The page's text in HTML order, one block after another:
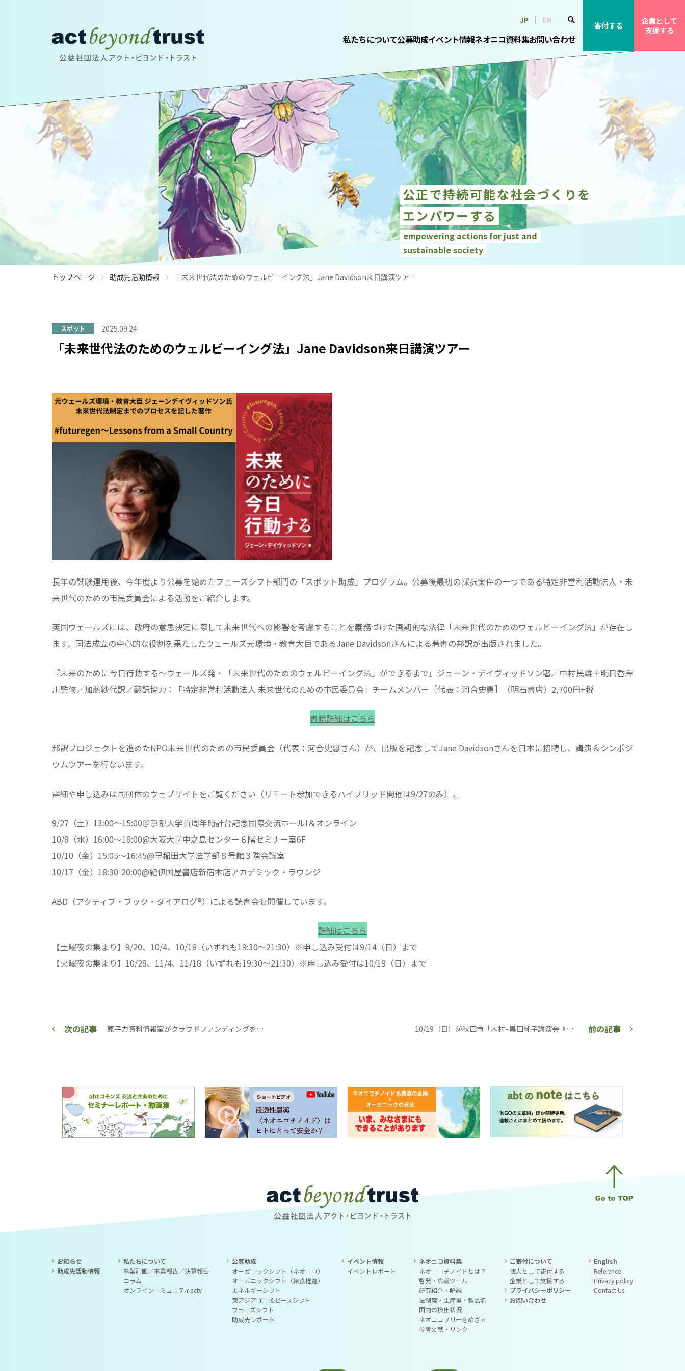
公益社団法人アクト・ビヨンド・トラスト
私たちについて公募助成イベント情報ネオニコ資料集お問い合わせ
JP EN
寄付する
企業として
支援する
公正で持続可能な社会づくりを
エンパワーする
empowering actions for just and
sustainable society
トップページ › 助成先活動情報 › 「未来世代法のためのウェルビーイング法」Jane Davidson来日講演ツアー
スポット 2025.09.24
「未来世代法のためのウェルビーイング法」Jane Davidson来日講演ツアー
長年の試験運用後、今年度より公募を始めたフェーズシフト部門の「スポット助成」プログラム。公募後最初の採択案件の一つである特定非営利活動法人・未
来世代のための市民委員会による活動をご紹介します。
英国ウェールズには、政府の意思決定に際して未来世代への影響を考慮することを義務づけた画期的な法律「未来世代のためのウェルビーイング法」が存在し
ます。同法成立の中心的な役割を果たしたウェールズ元環境・教育大臣であるJane Davidsonさんによる著書の邦訳が出版されました。
『未来のために今日行動する〜ウェールズ発・「未来世代のためのウェルビーイング法」ができるまで』ジェーン・デイヴィッドソン著／中村民雄＋明日香壽
川監修／加藤紗代訳／翻訳協力：「特定非営利活動法人 未来世代のための市民委員会」チームメンバー［代表：河合史惠］（明石書店）2,700円+税
書籍詳細はこちら
邦訳プロジェクトを進めたNPO未来世代のための市民委員会（代表：河合史惠さん）が、出版を記念してJane Davidsonさんを日本に招聘し、講演＆シンポジ
ウムツアーを行ないます。
詳細や申し込みは同団体のウェブサイトをご覧ください（リモート参加できるハイブリッド開催は9/27のみ）。
9/27（土）13:00〜15:00＠京都大学百周年時計台記念国際交流ホールI＆オンライン
10/8（水）16:00〜18:00@大阪大学中之島センター６階セミナー室6F
10/10（金）15:05〜16:45@早稲田大学法学部８号館３階会議室
10/17（金）18:30-20:00@紀伊国屋書店新宿本店アカデミック・ラウンジ
ABD（アクティブ・ブック・ダイアログ®️）による読書会も開催しています。
詳細はこちら
【土曜夜の集まり】9/20、10/4、10/18（いずれも19:30〜21:30）※申し込み受付は9/14（日）まで
【火曜夜の集まり】10/28、11/4、11/18（いずれも19:30〜21:30）※申し込み受付は10/19（日）まで
次の記事 原子力資料情報室がクラウドファンディングを実施中！ 前の記事
10/19（日）＠秋田市「木村–黒田純子講演会『地球環境を守り 継続可能な農業を目指して』」
公益社団法人アクト・ビヨンド・トラスト
お知らせ
助成先活動情報
私たちについて
事業計画／事業報告／決算報告
コラム
オンラインコミュニティacty
公募助成
オーガニックシフト（ネオニコ）
オーガニックシフト（給食推進）
エネルギーシフト
東アジア エコ&ピースシフト
フェーズシフト
助成先レポート
イベント情報
イベントレポート
ネオニコ資料集
ネオニコチノイドとは？
啓発・広報ツール
研究紹介・解説
法制度・生産量・製品名
国内の検出状況
ネオニコフリーをめざす
参考文献・リンク
ご寄付について
個人として寄付する
企業として支援する
プライバシーポリシー
お問い合わせ
English
Reference
Privacy policy
Contact Us